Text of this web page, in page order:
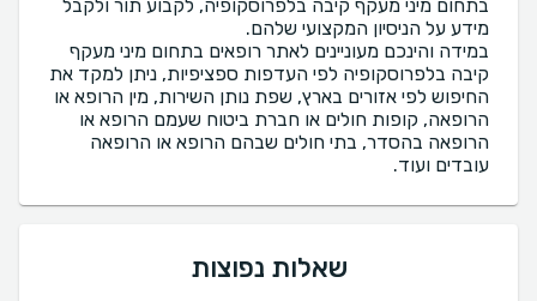
בתחום מיני מעקף קיבה בלפרוסקופיה, לקבוע תור ולקבל
במידה והינכם מעוניינים לאתר רופאים בתחום מיני מעקף
קיבה בלפרוסקופיה לפי העדפות ספציפיות, ניתן למקד את
החיפוש לפי אזורים בארץ, שפת נותן השירות, מין הרופא או
הרופאה, קופות חולים או חברת ביטוח שעמם הרופא או
הרופאה בהסדר, בתי חולים שבהם הרופא או הרופאה
עובדים ועוד.
שאלות נפוצות